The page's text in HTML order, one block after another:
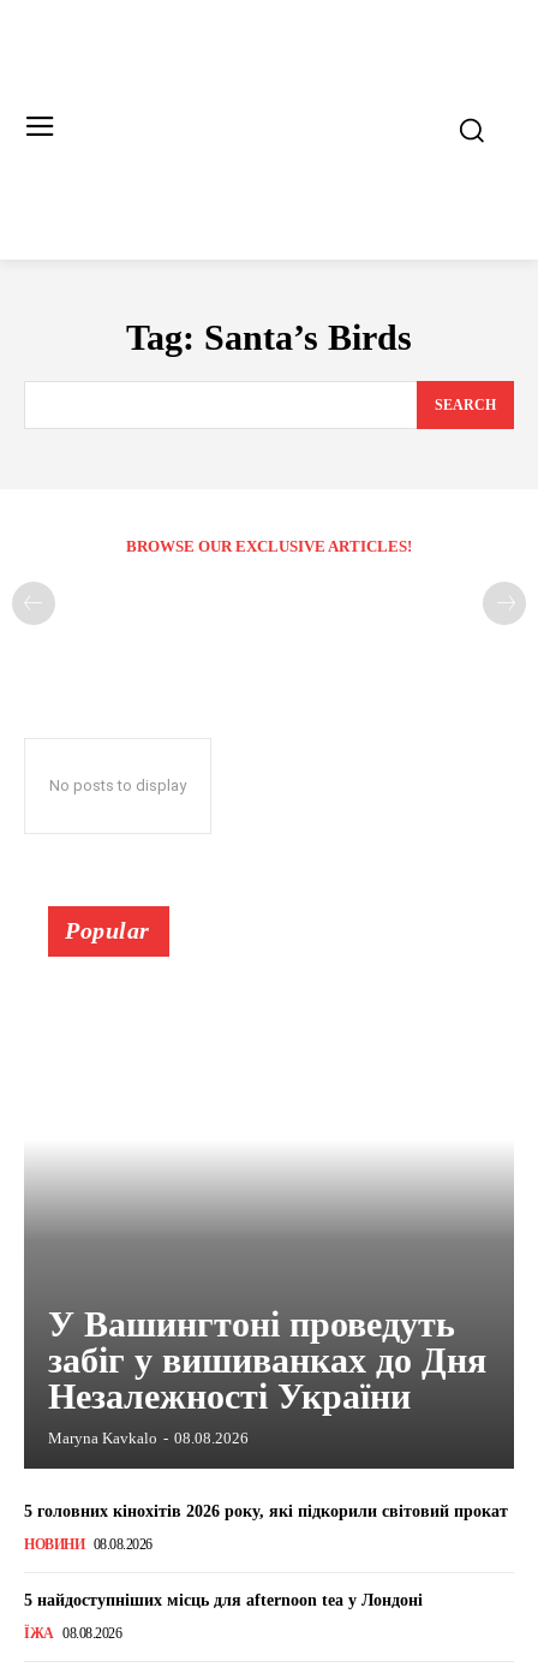
Tag: Santa’s Birds
SEARCH
BROWSE OUR EXCLUSIVE ARTICLES!
No posts to display
Popular
У Вашингтоні проведуть
забіг у вишиванках до Дня
Незалежності України
Maryna Kavkalo - 08.08.2026
5 головних кінохітів 2026 року, які підкорили світовий прокат
НОВИНИ 08.08.2026
5 найдоступніших місць для afternoon tea у Лондоні
ЇЖА 08.08.2026